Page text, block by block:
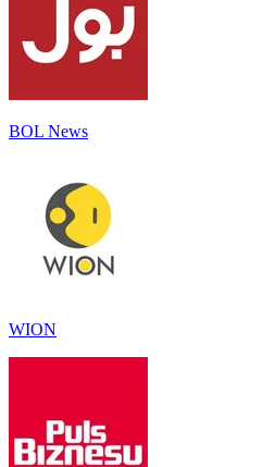
BOL News
WION